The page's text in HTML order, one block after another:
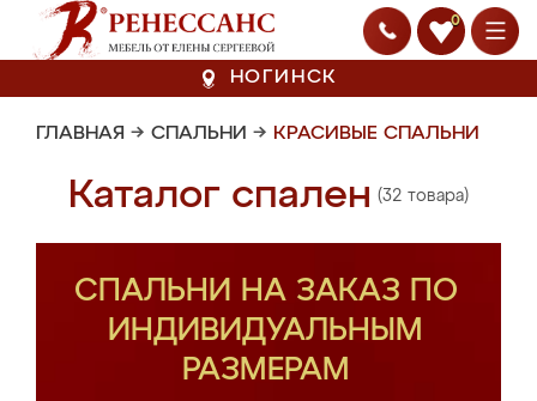
0
НОГИНСК
ГЛАВНАЯ → СПАЛЬНИ → КРАСИВЫЕ СПАЛЬНИ
Каталог спален (32 товара)
СПАЛЬНИ НА ЗАКАЗ ПО
ИНДИВИДУАЛЬНЫМ
РАЗМЕРАМ